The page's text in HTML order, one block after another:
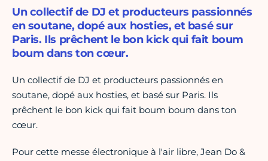
Un collectif de DJ et producteurs passionnés
en soutane, dopé aux hosties, et basé sur
Paris. Ils prêchent le bon kick qui fait boum
boum dans ton cœur.
Un collectif de DJ et producteurs passionnés en
soutane, dopé aux hosties, et basé sur Paris. Ils
prêchent le bon kick qui fait boum boum dans ton
cœur.
Pour cette messe électronique à l'air libre, Jean Do &